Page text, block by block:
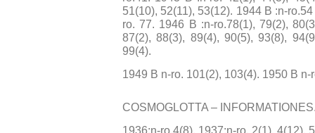
51(10), 52(11), 53(12). 1944 B :n-
ro. 77. 1946 B :n-ro.78(1), 79(2),
87(2), 88(3), 89(4), 90(5), 93(8),
99(4).
1949 B n-ro. 101(2), 103(4). 1950 B n-
COSMOGLOTTA –
1936:n-ro.4(8). 1937:n-ro. 2(1), 4(12),